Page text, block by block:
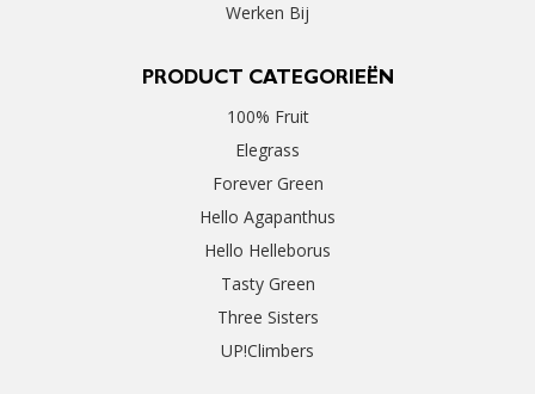
Werken Bij
PRODUCT CATEGORIEËN
100% Fruit
Elegrass
Forever Green
Hello Agapanthus
Hello Helleborus
Tasty Green
Three Sisters
UP!Climbers